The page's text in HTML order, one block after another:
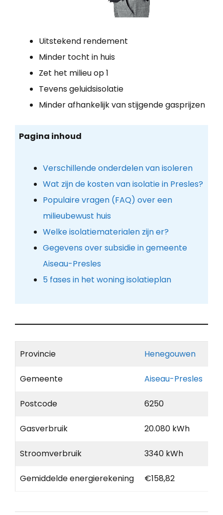
Uitstekend rendement
Minder tocht in huis
Zet het milieu op 1
Tevens geluidsisolatie
Minder afhankelijk van stijgende gasprijzen
Pagina inhoud
Verschillende onderdelen van isoleren
Wat zijn de kosten van isolatie in Presles?
Populaire vragen (FAQ) over een
milieubewust huis
Welke isolatiematerialen zijn er?
Gegevens over subsidie in gemeente
Aiseau-Presles
5 fases in het woning isolatieplan
Provincie Henegouwen
Gemeente Aiseau-Presles
Postcode 6250
Gasverbruik 20.080 kWh
Stroomverbruik 3340 kWh
Gemiddelde energierekening €158,82